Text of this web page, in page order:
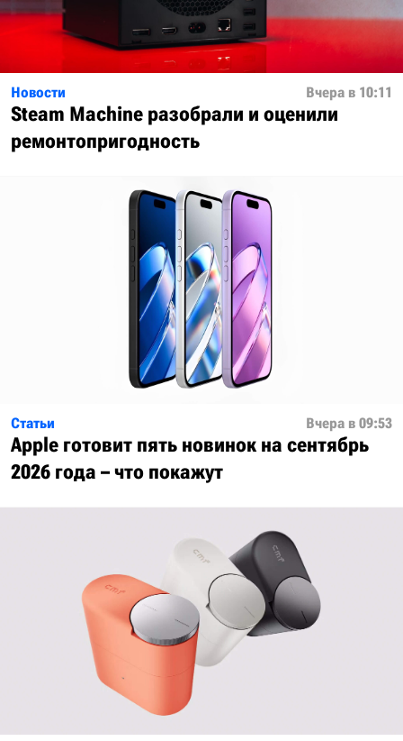
Новости Вчера в 10:11
Steam Machine разобрали и оценили
ремонтопригодность
Статьи Вчера в 09:53
Apple готовит пять новинок на сентябрь
2026 года – что покажут